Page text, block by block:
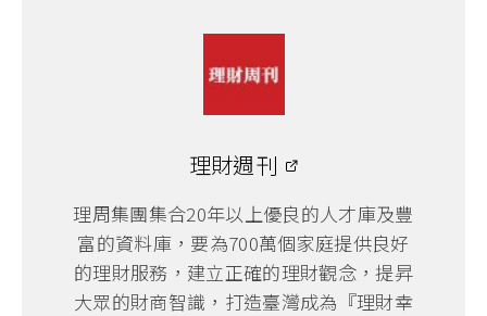
理財週刊
理周集團集合20年以上優良的人才庫及豐
富的資料庫，要為700萬個家庭提供良好
的理財服務，建立正確的理財觀念，提昇
大眾的財商智識，打造臺灣成為『理財幸